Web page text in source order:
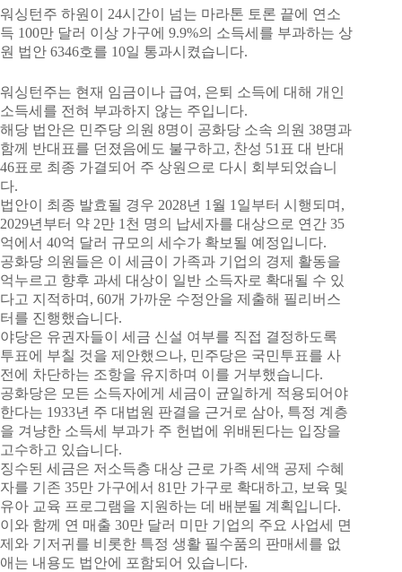
워싱턴주 하원이 24시간이 넘는 마라톤 토론 끝에 연소
득 100만 달러 이상 가구에 9.9%의 소득세를 부과하는 상
원 법안 6346호를 10일 통과시켰습니다.
워싱턴주는 현재 임금이나 급여, 은퇴 소득에 대해 개인
소득세를 전혀 부과하지 않는 주입니다.
해당 법안은 민주당 의원 8명이 공화당 소속 의원 38명과
함께 반대표를 던졌음에도 불구하고, 찬성 51표 대 반대
46표로 최종 가결되어 주 상원으로 다시 회부되었습니
다.
법안이 최종 발효될 경우 2028년 1월 1일부터 시행되며,
2029년부터 약 2만 1천 명의 납세자를 대상으로 연간 35
억에서 40억 달러 규모의 세수가 확보될 예정입니다.
공화당 의원들은 이 세금이 가족과 기업의 경제 활동을
억누르고 향후 과세 대상이 일반 소득자로 확대될 수 있
다고 지적하며, 60개 가까운 수정안을 제출해 필리버스
터를 진행했습니다.
야당은 유권자들이 세금 신설 여부를 직접 결정하도록
투표에 부칠 것을 제안했으나, 민주당은 국민투표를 사
전에 차단하는 조항을 유지하며 이를 거부했습니다.
공화당은 모든 소득자에게 세금이 균일하게 적용되어야
한다는 1933년 주 대법원 판결을 근거로 삼아, 특정 계층
을 겨냥한 소득세 부과가 주 헌법에 위배된다는 입장을
고수하고 있습니다.
징수된 세금은 저소득층 대상 근로 가족 세액 공제 수혜
자를 기존 35만 가구에서 81만 가구로 확대하고, 보육 및
유아 교육 프로그램을 지원하는 데 배분될 계획입니다.
이와 함께 연 매출 30만 달러 미만 기업의 주요 사업세 면
제와 기저귀를 비롯한 특정 생활 필수품의 판매세를 없
애는 내용도 법안에 포함되어 있습니다.